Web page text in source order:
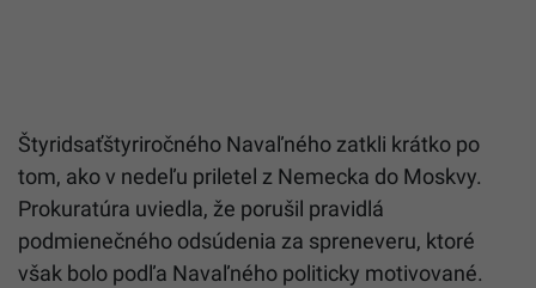
Štyridsaťštyriročného Navaľného zatkli krátko po
tom, ako v nedeľu priletel z Nemecka do Moskvy.
Prokuratúra uviedla, že porušil pravidlá
podmienečného odsúdenia za spreneveru, ktoré
však bolo podľa Navaľného politicky motivované.